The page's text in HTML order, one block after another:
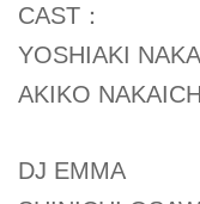
CAST：
YOSHIAKI
AKIKO
DJ EMMA